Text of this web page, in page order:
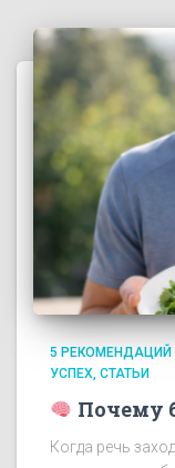
5 РЕКОМЕНДАЦИЙ
УСПЕХ СТАТЬИ
Почему
Когда речь